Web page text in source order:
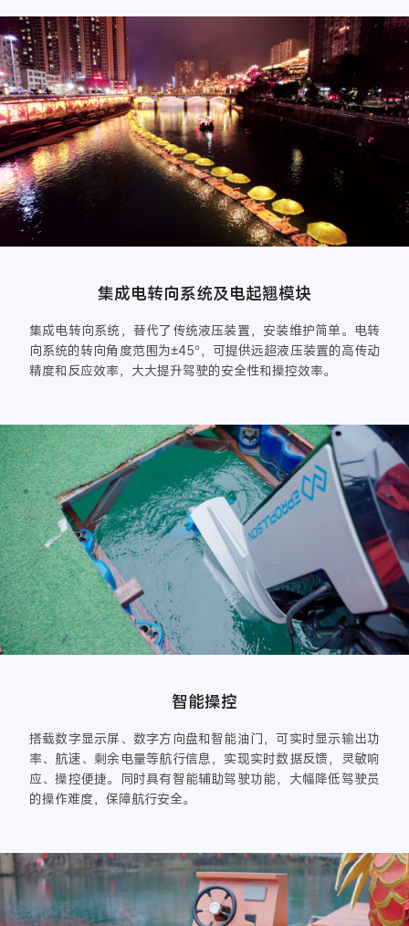
集成电转向系统及电起翘模块
集成电转向系统，替代了传统液压装置，安装维护简单。电转
向系统的转向角度范围为±45°，可提供远超液压装置的高传动
精度和反应效率，大大提升驾驶的安全性和操控效率。
智能操控
搭载数字显示屏、数字方向盘和智能油门，可实时显示输出功
率、航速、剩余电量等航行信息，实现实时数据反馈，灵敏响
应、操控便捷。同时具有智能辅助驾驶功能，大幅降低驾驶员
的操作难度，保障航行安全。